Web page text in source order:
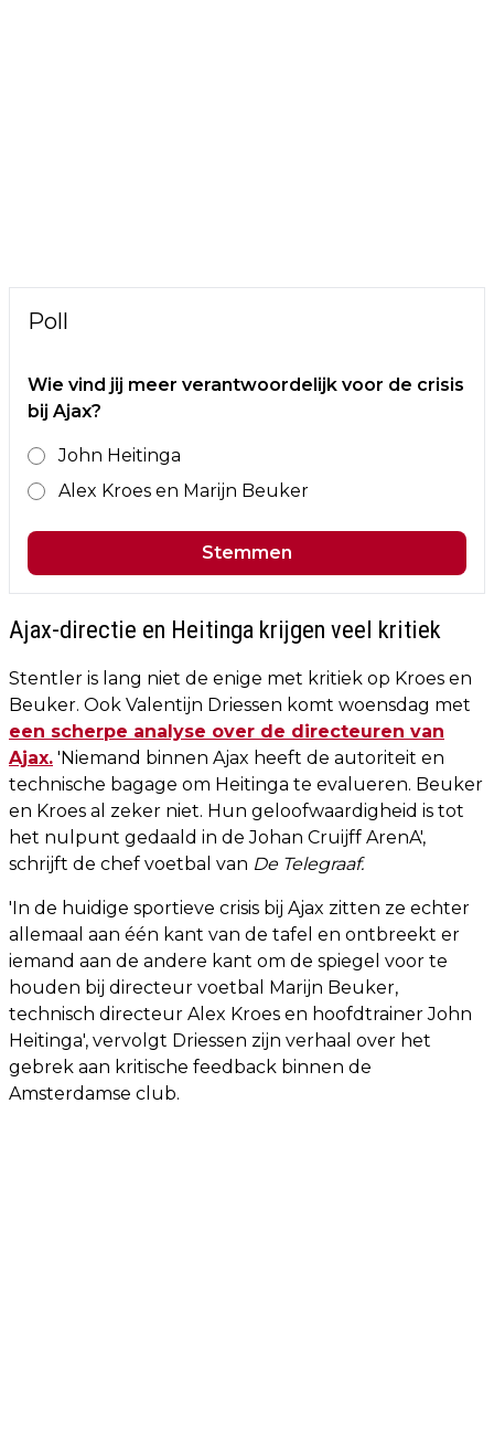
Poll
Wie vind jij meer verantwoordelijk voor de crisis
bij Ajax?
John Heitinga
Alex Kroes en Marijn Beuker
Stemmen
Ajax-directie en Heitinga krijgen veel kritiek
Stentler is lang niet de enige met kritiek op Kroes en
Beuker. Ook Valentijn Driessen komt woensdag met
een scherpe analyse over de directeuren van
Ajax. 'Niemand binnen Ajax heeft de autoriteit en
technische bagage om Heitinga te evalueren. Beuker
en Kroes al zeker niet. Hun geloofwaardigheid is tot
het nulpunt gedaald in de Johan Cruijff ArenA',
schrijft de chef voetbal van De Telegraaf.
'In de huidige sportieve crisis bij Ajax zitten ze echter
allemaal aan één kant van de tafel en ontbreekt er
iemand aan de andere kant om de spiegel voor te
houden bij directeur voetbal Marijn Beuker,
technisch directeur Alex Kroes en hoofdtrainer John
Heitinga', vervolgt Driessen zijn verhaal over het
gebrek aan kritische feedback binnen de
Amsterdamse club.